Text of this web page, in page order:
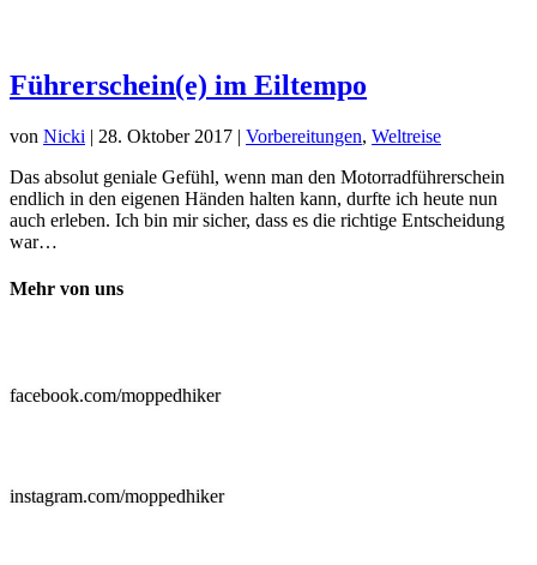
Führerschein(e) im Eiltempo
von Nicki | 28. Oktober 2017 | Vorbereitungen, Weltreise
Das absolut geniale Gefühl, wenn man den Motorradführerschein
endlich in den eigenen Händen halten kann, durfte ich heute nun
auch erleben. Ich bin mir sicher, dass es die richtige Entscheidung
war…
Mehr von uns
facebook.com/moppedhiker
instagram.com/moppedhiker